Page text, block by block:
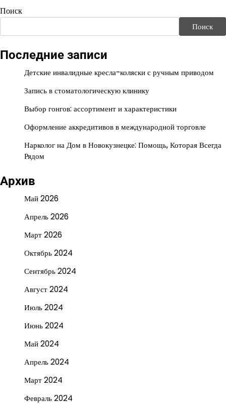
Поиск
Поиск
Последние записи
Детские инвалидные кресла-коляски с ручным приводом
Запись в стоматологическую клинику
Выбор гонгов: ассортимент и характеристики
Оформление аккредитивов в международной торговле
Нарколог на Дом в Новокузнецке: Помощь, Которая Всегда
Рядом
Архив
Май 2026
Апрель 2026
Март 2026
Октябрь 2024
Сентябрь 2024
Август 2024
Июль 2024
Июнь 2024
Май 2024
Апрель 2024
Март 2024
Февраль 2024